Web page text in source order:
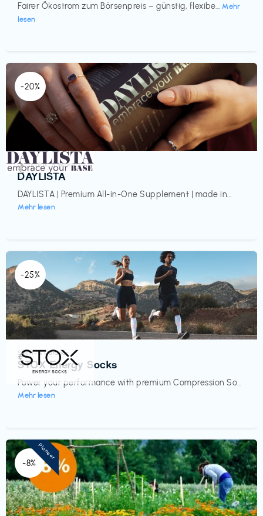
Fairer Ökostrom zum Börsenpreis – günstig, flexibe... Mehr
lesen
-20%
Gesundheit & Wellness
DAYLISTA
DAYLISTA | Premium All-in-One Supplement | made in...
Mehr lesen
€‎
-25%
Sport- & Outdoor
STOX Energy Socks
Power your performance with premium Compression So...
Mehr lesen
€‎
-8%
Pioneer